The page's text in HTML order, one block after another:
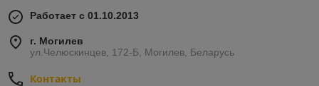
Работает с 01.10.2013
г. Могилев
ул.Челюскинцев, 172-Б, Могилев, Беларусь
Контакты